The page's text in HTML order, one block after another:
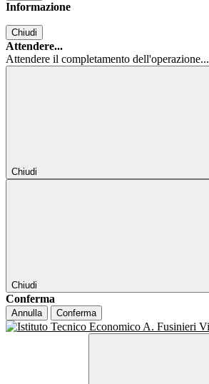
Informazione
Chiudi
Attendere...
Attendere il completamento dell'operazione...
Chiudi
Chiudi
Conferma
Annulla Conferma